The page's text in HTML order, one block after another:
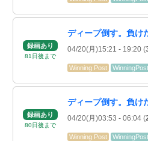
録画あり
81 日後 まで
ディープ倒す。負
04/20(月)15:21 - 19:20 (
Winning Post WinningPost
録画あり
80日後 まで
ディープ倒す。負
04/20(月)03:53 - 06:04 (
Winning Post WinningPost